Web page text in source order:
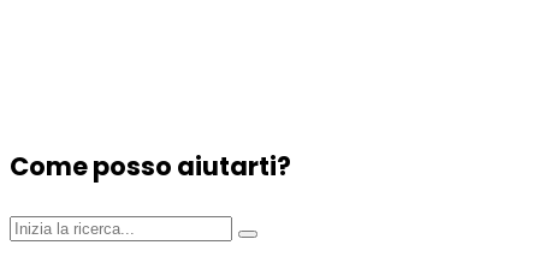
Come posso aiutarti?